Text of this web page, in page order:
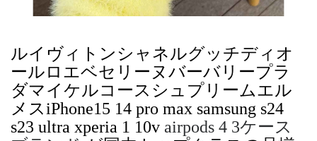
ルイヴィトンシャネルグッチディオ
ールロエベセリーヌバーバリープラ
ダマイケルコースシュプリームエル
メスiPhone15 14 pro max samsung s24
s23 ultra xperia 1 10v airpods 4 3ケース